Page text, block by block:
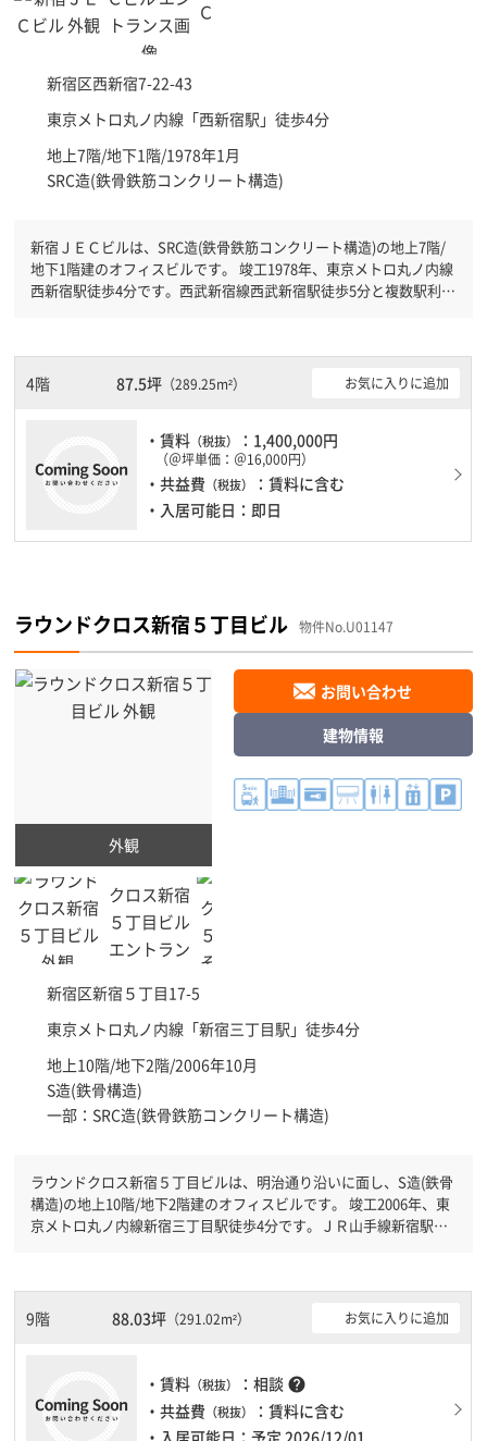
新宿区西新宿7-22-43
東京メトロ丸ノ内線「西新宿駅 」徒歩4分
地上7階/地下1階/1978年1月
SRC造(鉄骨鉄筋コンクリート構造)
新宿ＪＥＣビルは、SRC造(鉄骨鉄筋コンクリート構造)の地上7階/
地下1階建のオフィスビルです。 竣工1978年、東京メトロ丸ノ内線
西新宿駅徒歩4分です。西武新宿線西武新宿駅徒歩5分と複数駅利用
4階 87.5坪 （289.25m²） お気に入りに追加
・賃料 （税抜） ：1,400,000円
（＠坪単価：＠16,000円）
・共益費 （税抜）
：賃料に含む
・入居可能日：即日
ラウンドクロス新宿５丁目ビル 物件No.U01147
外観
新宿区新宿５丁目17-5
東京メトロ丸ノ内線「新宿三丁目駅 」徒歩4分
地上10階/地下2階/2006年10月
S造(鉄骨構造)
一部：SRC造(鉄骨鉄筋コンクリート構造)
お問い合わせ
建物情報
ラウンドクロス新宿５丁目ビルは、明治通り沿いに面し、S造(鉄骨
構造)の地上10階/地下2階建のオフィスビルです。 竣工2006年、東
京メトロ丸ノ内線新宿三丁目駅徒歩4分です。ＪＲ山手線新宿駅徒
で、耐震性がしっかりとしています。駐車場もありますので、車を
利用されるお客様には使いやすいです。１フロア１００坪以上ある
9階 88.03坪 （291.02m²） お気に入りに追加
・賃料 （税抜） ：相談 help
・共益費 （税抜）
：賃料に含む